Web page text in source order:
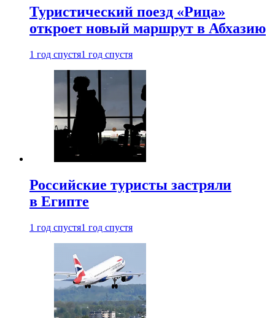
Туристический поезд «Рица»
откроет новый маршрут в Абхазию
1 год спустя1 год спустя
Российские туристы застряли
в Египте
1 год спустя1 год спустя